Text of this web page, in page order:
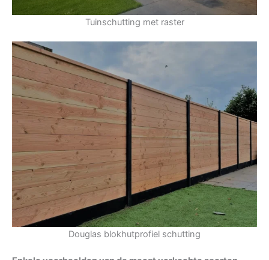
Tuinschutting met raster
Douglas blokhutprofiel schutting